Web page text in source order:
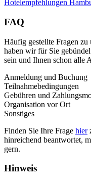
Hotelempfehlungen
FAQ
Häufig gestellte Fragen
haben wir für Sie
sein und Ihnen schon alle
Anmeldung und Buchung
Teilnahmebedingungen
Gebühren und
Organisation vor Ort
Sonstiges
Finden Sie Ihre Frage hier
hinreichend beantwortet,
gern.
Hinweis